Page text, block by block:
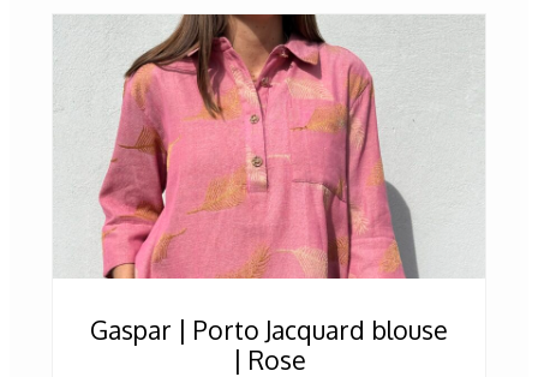
Gaspar | Porto Jacquard blouse
| Rose